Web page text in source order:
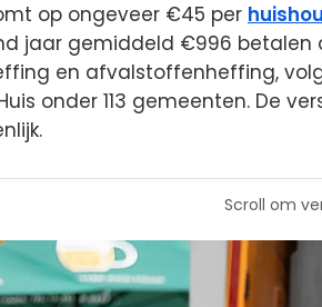
op ongeveer €45 per
jaar gemiddeld €996 betalen
en afvalstoffenheffing,
onder 113 gemeenten. De
Scroll om